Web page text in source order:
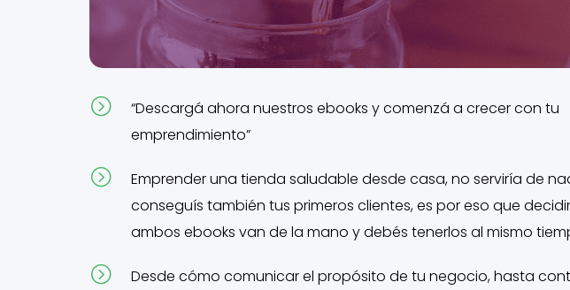
=
“Descargá ahora nuestros ebooks y comenzá a crecer con tu
emprendimiento”
=
Emprender una tienda saludable desde casa, no serviría de
conseguís también tus primeros clientes, es por eso que
ambos ebooks van de la mano y debés tenerlos al mismo
=
Desde cómo comunicar el propósito de tu negocio, hasta